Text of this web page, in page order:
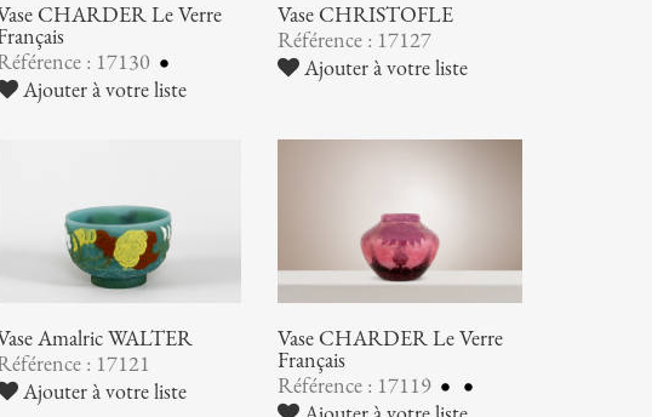
CHARDER Le Verre
: 17130
Ajouter à votre liste
Vase CHRISTOFLE
Référence : 17127
Ajouter à votre liste
Amalric WALTER
: 17121
Ajouter à votre liste
Vase CHARDER Le Verre
Français
Référence : 17119